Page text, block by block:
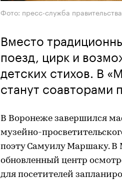
Фото: пресс-служба
Вместо
поезд, цирк и
детских стихов. В
станут соавторами
В Воронеже завершился
музейно-
поэту Самуилу Маршаку.
обновленный центр
для посетителей